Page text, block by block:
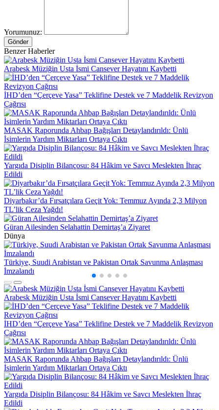
Yorumunuz:
Gönder
Benzer Haberler
Arabesk Müziğin Usta İsmi Cansever Hayatını Kaybetti
İHD’den “Çerçeve Yasa” Teklifine Destek ve 7 Maddelik Revizyon
Çağrısı
MASAK Raporunda Ahbap Bağışları Detaylandırıldı: Ünlü
İsimlerin Yardım Miktarları Ortaya Çıktı
Yargıda Disiplin Bilançosu: 84 Hâkim ve Savcı Meslekten İhraç
Edildi
Diyarbakır’da Fırsatçılara Geçit Yok: Temmuz Ayında 2,3 Milyon
TL’lik Ceza Yağdı!
Güran Ailesinden Selahattin Demirtaş’a Ziyaret
Dünya
Türkiye, Suudi Arabistan ve Pakistan Ortak Savunma Anlaşması
İmzalandı
Arabesk Müziğin Usta İsmi Cansever Hayatını Kaybetti
İHD’den “Çerçeve Yasa” Teklifine Destek ve 7 Maddelik Revizyon
Çağrısı
MASAK Raporunda Ahbap Bağışları Detaylandırıldı: Ünlü
İsimlerin Yardım Miktarları Ortaya Çıktı
Yargıda Disiplin Bilançosu: 84 Hâkim ve Savcı Meslekten İhraç
Edildi